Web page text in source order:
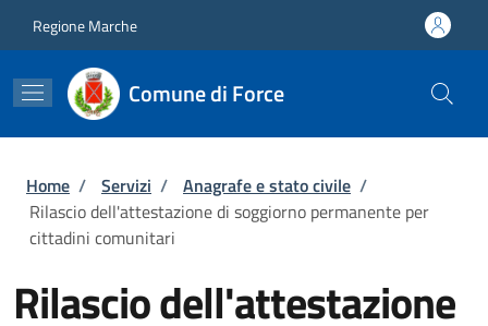
Regione Marche
Comune di Force
Briciole di pane
Home / Servizi / Anagrafe e stato civile /
Rilascio dell'attestazione di soggiorno permanente per
cittadini comunitari
Rilascio dell'attestazione